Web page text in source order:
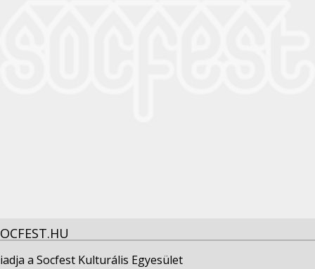
a Socfest Kulturális Egyesület